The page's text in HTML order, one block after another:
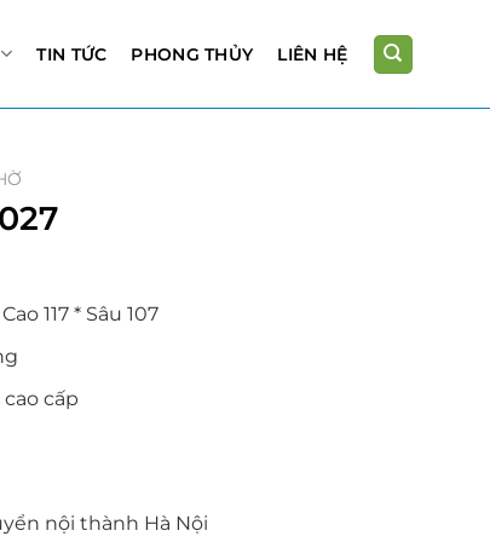
TIN TỨC PHONG THỦY LIÊN HỆ
117 * Sâu 107
cấp
thành Hà Nội